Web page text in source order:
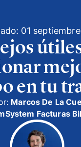
01
en tu
Marcos De La
Facturas